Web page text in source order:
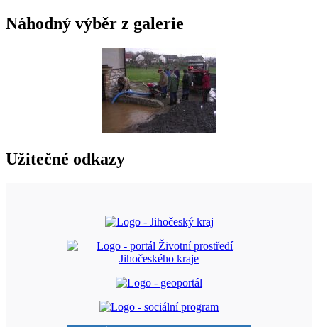
Náhodný výběr z galerie
Užitečné odkazy